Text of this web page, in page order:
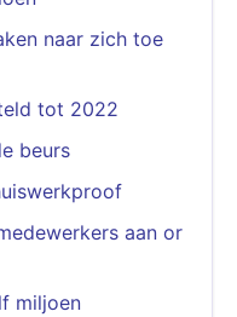
naar zich toe
tot 2022
beurs
aan or
miljoen